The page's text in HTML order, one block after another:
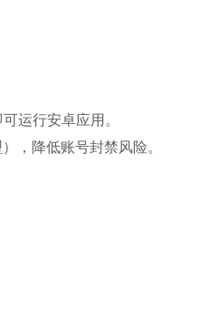
运行安卓应用。
，降低账号封禁风险。